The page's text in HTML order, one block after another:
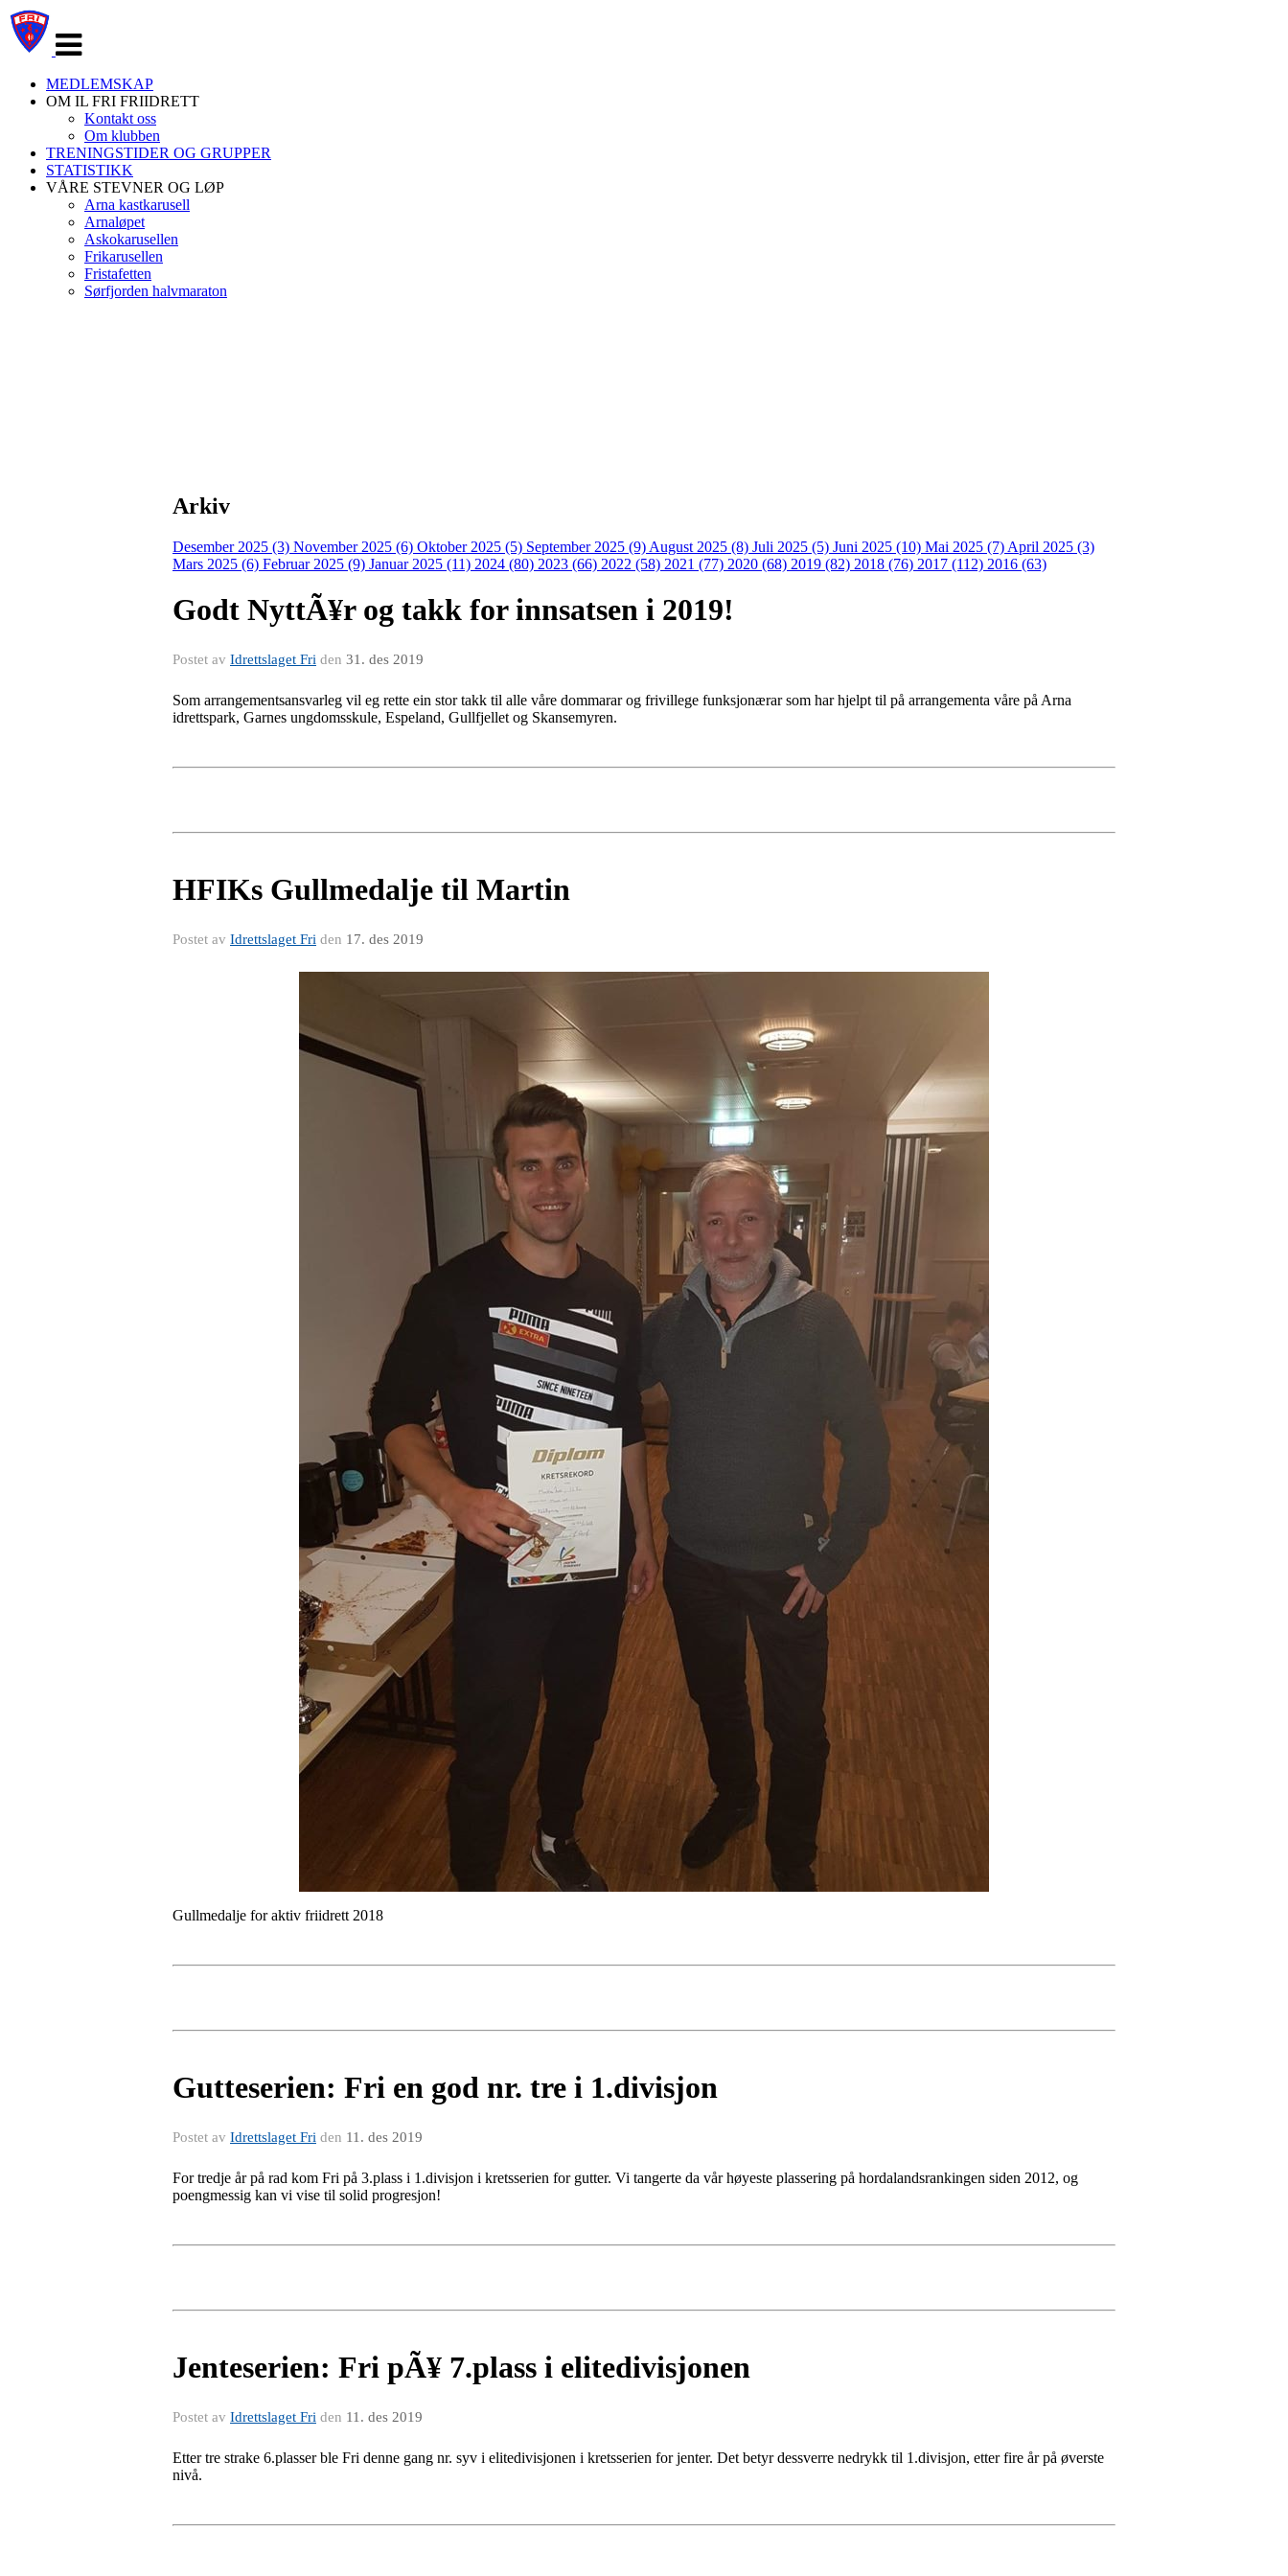
navigasjon
MEDLEMSKAP
OM IL FRI FRIIDRETT
Kontakt oss
Om klubben
TRENINGSTIDER OG GRUPPER
STATISTIKK
VÅRE STEVNER OG LØP
Arna kastkarusell
Arnaløpet
Askokarusellen
Frikarusellen
Fristafetten
Sørfjorden halvmaraton
Arkiv
Desember 2025 (3) November 2025 (6) Oktober 2025 (5) September 2025 (9) August 2025 (8) Juli 2025 (5) Juni 2025 (10) Mai 2025 (7) April 2025 (3)
Mars 2025 (6) Februar 2025 (9) Januar 2025 (11) 2024 (80) 2023 (66) 2022 (58) 2021 (77) 2020 (68) 2019 (82) 2018 (76) 2017 (112) 2016 (63)
Godt NyttÃ¥r og takk for innsatsen i 2019!
Postet av Idrettslaget Fri den 31. des 2019
Som arrangementsansvarleg vil eg rette ein stor takk til alle våre dommarar og frivillege funksjonærar som har hjelpt til på arrangementa våre på Arna
idrettspark, Garnes ungdomsskule, Espeland, Gullfjellet og Skansemyren.
HFIKs Gullmedalje til Martin
Postet av Idrettslaget Fri den 17. des 2019
Gullmedalje for aktiv friidrett 2018
Gutteserien: Fri en god nr. tre i 1.divisjon
Postet av Idrettslaget Fri den 11. des 2019
For tredje år på rad kom Fri på 3.plass i 1.divisjon i kretsserien for gutter. Vi tangerte da vår høyeste plassering på hordalandsrankingen siden 2012, og
poengmessig kan vi vise til solid progresjon!
Jenteserien: Fri pÃ¥ 7.plass i elitedivisjonen
Postet av Idrettslaget Fri den 11. des 2019
Etter tre strake 6.plasser ble Fri denne gang nr. syv i elitedivisjonen i kretsserien for jenter. Det betyr dessverre nedrykk til 1.divisjon, etter fire år på øverste
nivå.